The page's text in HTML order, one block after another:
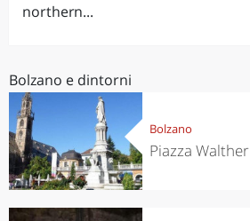
northern...
Bolzano e dintorni
Bolzano
Piazza Walther